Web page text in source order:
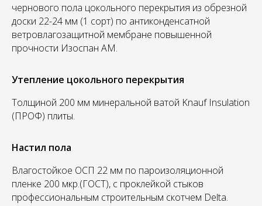
чернового пола цокольного перекрытия из обрезной
доски 22-24 мм (1 сорт) по антиконденсатной
ветровлагозащитной мембране повышенной
прочности Изоспан АМ.
Утепление цокольного перекрытия
Толщиной 200 мм минеральной ватой Knauf Insulation
(ПРОФ) плиты.
Настил пола
Влагостойкое ОСП 22 мм по пароизоляционной
пленке 200 мкр.(ГОСТ), с проклейкой стыков
профессиональным строительным скотчем Delta.